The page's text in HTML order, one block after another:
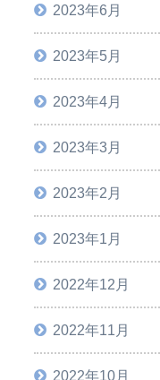
2023年6月
2023年5月
2023年4月
2023年3月
2023年2月
2023年1月
2022年12月
2022年11月
2022年10月